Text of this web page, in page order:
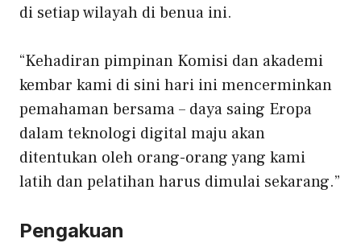
di setiap wilayah di benua ini.
“Kehadiran pimpinan Komisi dan akademi
kembar kami di sini hari ini mencerminkan
pemahaman bersama – daya saing Eropa
dalam teknologi digital maju akan
ditentukan oleh orang-orang yang kami
latih dan pelatihan harus dimulai sekarang.”
Pengakuan